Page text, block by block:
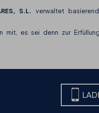
S.L. verwaltet
mit, es sei denn zur